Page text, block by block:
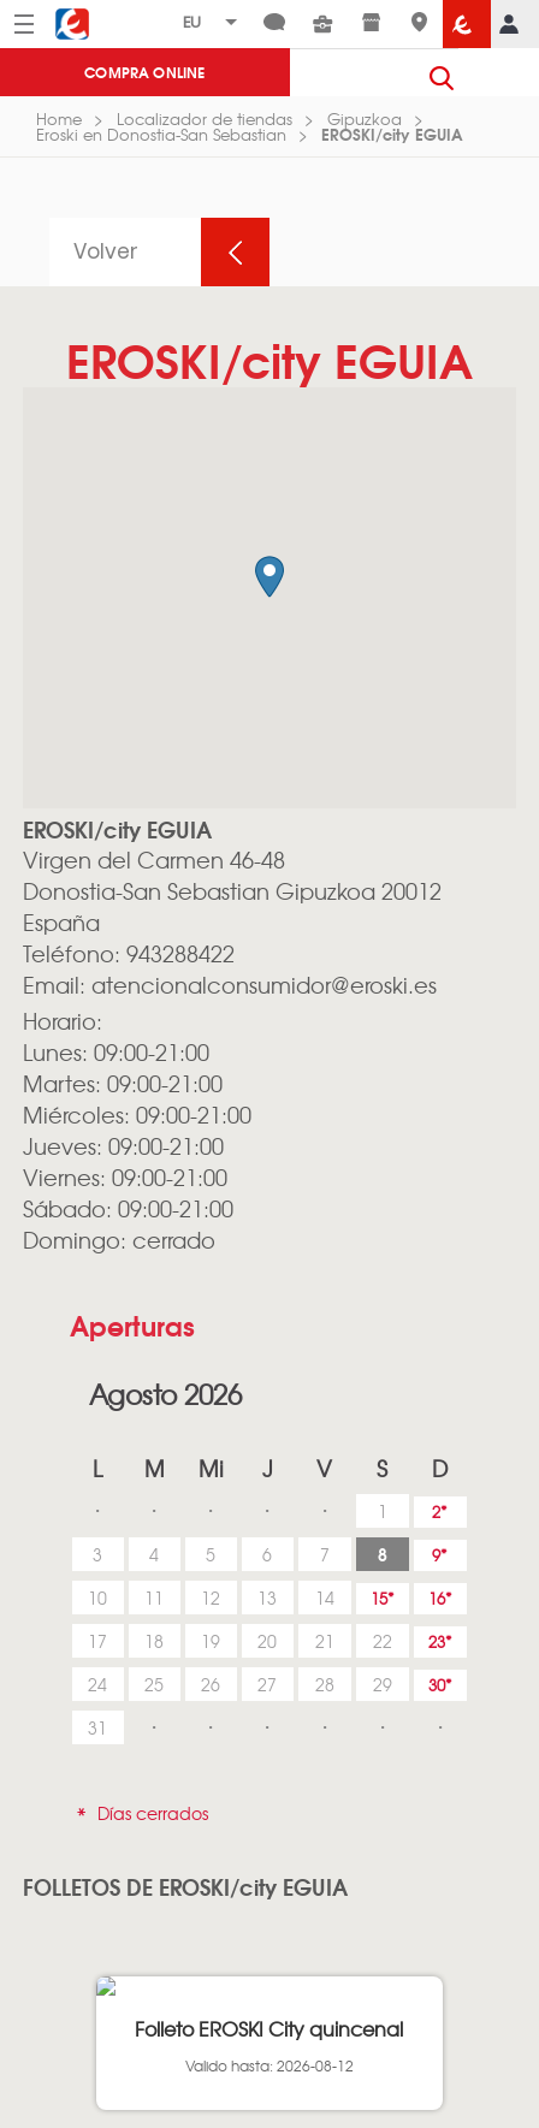
Menú Eroski
COMPRA ONLINE
Home Localizador de tiendas Gipuzkoa
Eroski en Donostia-San Sebastian EROSKI/city EGUIA
Volver
EROSKI/city EGUIA
EROSKI/city EGUIA
Virgen del Carmen 46-48
Donostia-San Sebastian Gipuzkoa 20012
España
Teléfono: 943288422
Email: atencionalconsumidor@eroski.es
Horario:
Lunes: 09:00-21:00
Martes: 09:00-21:00
Miércoles: 09:00-21:00
Jueves: 09:00-21:00
Viernes: 09:00-21:00
Sábado: 09:00-21:00
Domingo: cerrado
Aperturas
Agosto 2026
L M Mi J V S D
1 2
3 4 5 6 7 8 9
10 11 12 13 14 15 16
17 18 19 20 21 22 23
24 25 26 27 28 29 30
31
* Días cerrados
FOLLETOS DE EROSKI/city EGUIA
Folleto EROSKI City quincenal
Valido hasta: 2026-08-12